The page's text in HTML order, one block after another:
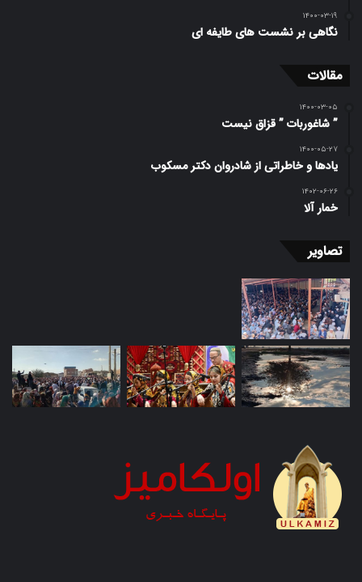
۱۴۰۰-۰۳-۱۹
نگاهی بر نشست های طایفه ای
مقالات
۱۴۰۰-۰۳-۰۵
” شاغوربات ” قزاق نیست
۱۴۰۰-۰۵-۲۷
یادها و خاطراتی از شادروان دکتر مسکوب
۱۴۰۲-۰۶-۲۶
خمار آلا
تصاویر